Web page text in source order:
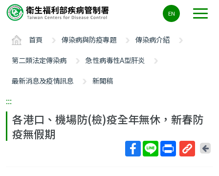
要
ALT+C
EN
首頁 傳染病與防疫專題
傳染病介紹
第二類法定傳染病
急性病毒性A型肝炎
最新消息及疫情訊息
新聞稿
:::
各港口、機場防(檢)疫全年無休，新春防
疫無假期
回